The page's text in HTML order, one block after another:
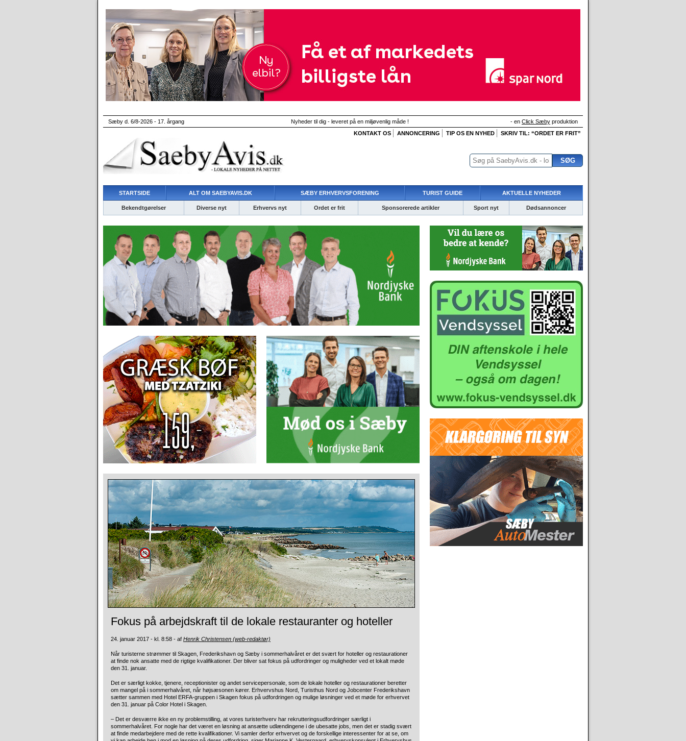
Sæby d. 6/8-2026 - 17. årgang Nyheder til dig - leveret på en miljøvenlig måde ! - en Click Sæby produktion
KONTAKT OS
ANNONCERING TIP OS EN NYHED SKRIV TIL: “ORDET ER FRIT”
STARTSIDE ALT OM SAEBYAVIS.DK SÆBY ERHVERVSFORENING TURIST GUIDE AKTUELLE NYHEDER
Bekendtgørelser Diverse nyt Erhvervs nyt Ordet er frit Sponsorerede artikler Sport nyt Dødsannoncer
Fokus på arbejdskraft til de lokale restauranter og hoteller
24. januar 2017 - kl. 8:58 - af Henrik Christensen (web-redaktør)
Når turisterne strømmer til Skagen, Frederikshavn og Sæby i sommerhalvåret er det svært for hoteller og restaurationer
at finde nok ansatte med de rigtige kvalifikationer. Der bliver sat fokus på udfordringer og muligheder ved et lokalt møde
den 31. januar.
Det er særligt kokke, tjenere, receptionister og andet servicepersonale, som de lokale hoteller og restaurationer beretter
om mangel på i sommerhalvåret, når højsæsonen kører. Erhvervshus Nord, Turisthus Nord og Jobcenter Frederikshavn
sætter sammen med Hotel ERFA-gruppen i Skagen fokus på udfordringen og mulige løsninger ved et møde for erhvervet
den 31. januar på Color Hotel i Skagen.
– Det er desværre ikke en ny problemstilling, at vores turisterhverv har rekrutteringsudfordringer særligt i
sommerhalvåret. For nogle har det været en løsning at ansætte udlændingene i de ubesatte jobs, men det er stadig svært
at finde medarbejdere med de rette kvalifikationer. Vi samler derfor erhvervet og de forskellige interessenter for at se, om